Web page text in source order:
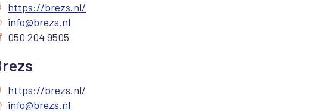
https://brezs.nl/
info@brezs.nl
050 204 9505
https://brezs.nl/
info@brezs.nl